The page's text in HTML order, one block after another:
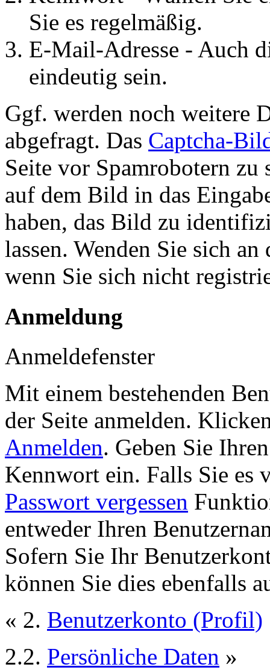
Sie es regelmäßig.
E-Mail-Adresse - Auch
eindeutig sein.
Ggf. werden noch weitere
abgefragt. Das Captcha-
Seite vor Spamrobotern zu
auf dem Bild in das
haben, das Bild zu
lassen. Wenden Sie sich
wenn Sie sich nicht
Anmeldung
Anmeldefenster
Mit einem bestehenden
der Seite anmelden.
Anmelden. Geben Sie
Kennwort ein. Falls Sie es
Passwort vergessen
entweder Ihren
Sofern Sie Ihr
können Sie dies ebenfalls
« 2. Benutzerkonto (Profil)
2.2. Persönliche Daten »